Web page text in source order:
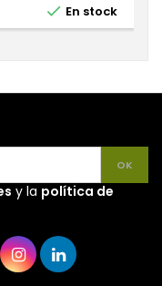
 En stock
y la política de